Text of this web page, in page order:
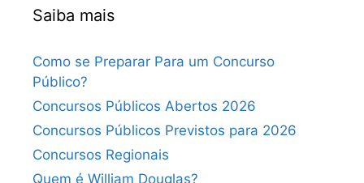
Saiba mais
Como se Preparar Para um Concurso
Público?
Concursos Públicos Abertos 2026
Concursos Públicos Previstos para 2026
Concursos Regionais
Quem é William Douglas?